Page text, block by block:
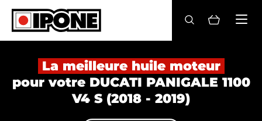
Ipone
HUILES MOTEUR
ENTRETIEN
MAINTENANCE
La meilleure huile moteur
pour votre DUCATI PANIGALE 1100
V4 S (2018 - 2019)